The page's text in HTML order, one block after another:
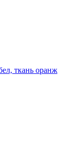
ткань оранж